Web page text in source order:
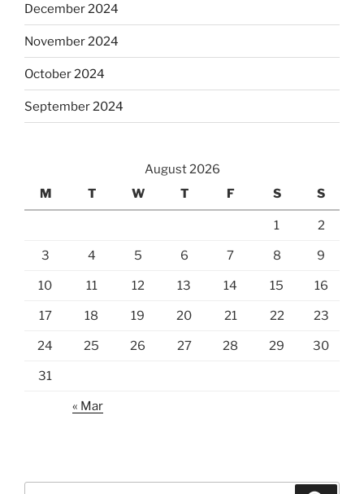
December 2024
November 2024
October 2024
September 2024
August 2026
M
T W T F S S
1 2
3 4 5 6 7 8 9
10 11 12 13 14 15 16
17 18 19 20 21 22 23
24 25 26 27 28 29 30
31
« Mar